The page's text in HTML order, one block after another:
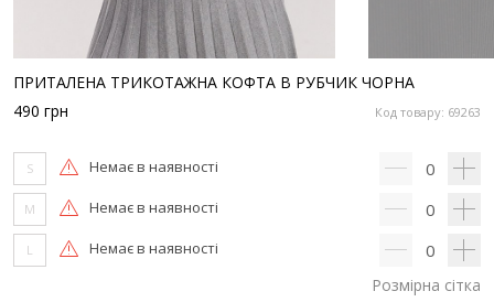
ПРИТАЛЕНА ТРИКОТАЖНА КОФТА В РУБЧИК ЧОРНА
Код товару: 69263
490 грн
S Немає в наявності 0
M Немає в наявності 0
L Немає в наявності 0
Розмірна сітка